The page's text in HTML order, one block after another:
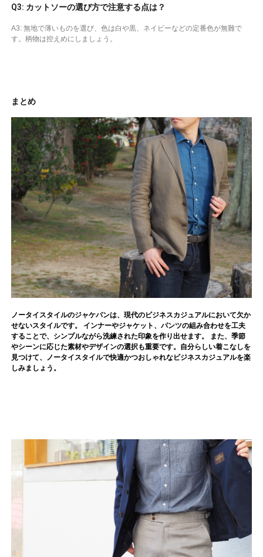
Q3: カットソーの選び方で注意する点は？
A3: 無地で薄いものを選び、色は白や黒、ネイビーなどの定番色が無難で
す。柄物は控えめにしましょう。
まとめ
ノータイスタイルのジャケパンは、現代のビジネスカジュアルにおいて欠か
せないスタイルです。 インナーやジャケット、パンツの組み合わせを工夫
することで、シンプルながら洗練された印象を作り出せます。 また、季節
やシーンに応じた素材やデザインの選択も重要です。自分らしい着こなしを
見つけて、ノータイスタイルで快適かつおしゃれなビジネスカジュアルを楽
しみましょう。